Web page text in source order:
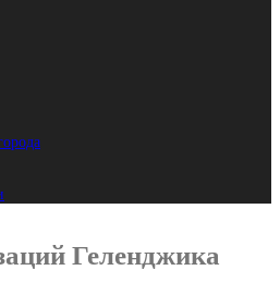
Геленджика